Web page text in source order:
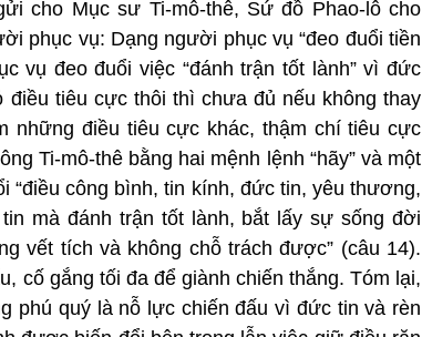
cho Mục sư Ti-mô-thê, Sứ đồ Phao-lô cho
phục vụ: Dạng người phục vụ “đeo đuổi tiền
vụ đeo đuổi việc “đánh trận tốt lành” vì đức
tiêu cực thôi thì chưa đủ nếu không thay
những điều tiêu cực khác, thậm chí tiêu cực
Ti-mô-thê bằng hai mệnh lệnh “hãy” và một
“điều công bình, tin kính, đức tin, yêu thương,
mà đánh trận tốt lành, bắt lấy sự sống đời
vết tích và không chỗ trách được” (câu 14).
cố gắng tối đa để giành chiến thắng. Tóm lại,
phú quý là nỗ lực chiến đấu vì đức tin và rèn